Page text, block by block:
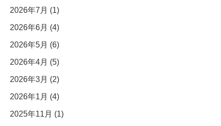
2026年7月 (1)
2026年6月 (4)
2026年5月 (6)
2026年4月 (5)
2026年3月 (2)
2026年1月 (4)
2025年11月 (1)